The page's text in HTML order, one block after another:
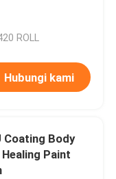
ROLL
Hubungi kami
Coating Body
Paint